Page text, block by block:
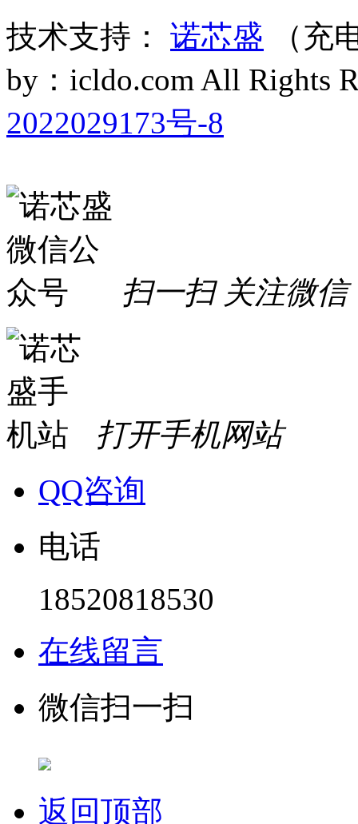
技术支持： 诺芯盛 （充
by：icldo.com All Rights
2022029173号-8
扫一扫 关注微信
打开手机网站
QQ咨询
电话
18520818530
在线留言
微信扫一扫
返回顶部